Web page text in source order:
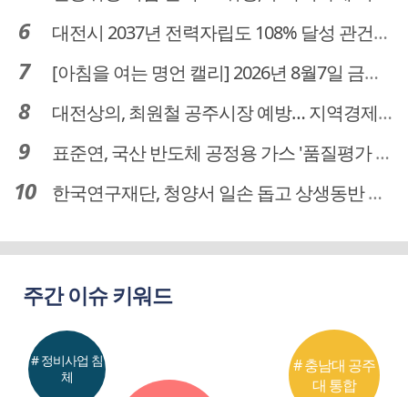
대전시 2037년 전력자립도 108% 달성 관건은 '주민 수용성'
[아침을 여는 명언 캘리] 2026년 8월7일 금요일
대전상의, 최원철 공주시장 예방… 지역경제 협력방안 논의
표준연, 국산 반도체 공정용 가스 '품질평가 체계' 구축
한국연구재단, 청양서 일손 돕고 상생동반 친구맺기 봉사활동
주간 이슈 키워드
# 충남대 공주
대 통합
# 정비사업 침
체